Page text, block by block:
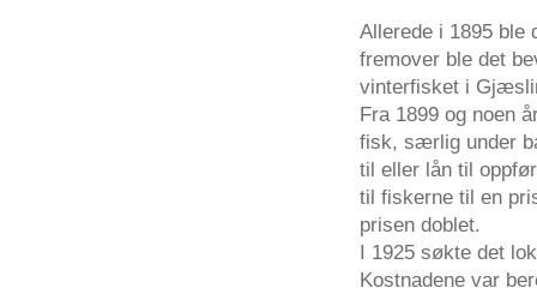
Allerede i 1895 ble
fremover ble det
vinterfisket i
Fra1899 og noen
fisk, særlig under
til eller lån til
til fiskerne til en
prisen doblet.
I 1925 søkte det
Kostnadene var